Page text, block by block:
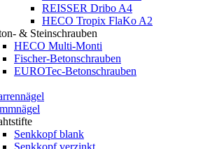
REISSER Dribo A4
HECO Tropix FlaKo A2
& Steinschrauben
HECO Multi-Monti
Fischer-Betonschrauben
EUROTec-Betonschrauben
Senkkopf blank
Senkkopf verzinkt